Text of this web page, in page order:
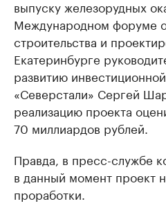
выпуску железорудных
Международном форуме
строительства и
Екатеринбурге
развитию
«Северстали» Сергей
реализацию проекта
70 миллиардов рублей.
Правда, в пресс-службе
в данный момент проект
проработки.